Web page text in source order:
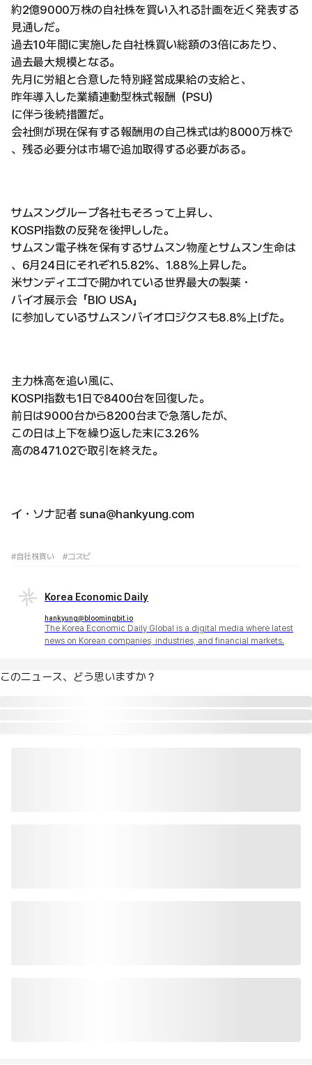
約2億9000万株の自社株を買い入れる計画を近く発表する
見通しだ。
過去10年間に実施した自社株買い総額の3倍にあたり、
過去最大規模となる。
先月に労組と合意した特別経営成果給の支給と、
昨年導入した業績連動型株式報酬（PSU）
に伴う後続措置だ。
会社側が現在保有する報酬用の自己株式は約8000万株で
、残る必要分は市場で追加取得する必要がある。
サムスングループ各社もそろって上昇し、
KOSPI指数の反発を後押しした。
サムスン電子株を保有するサムスン物産とサムスン生命は
、6月24日にそれぞれ5.82%、1.88%上昇した。
米サンディエゴで開かれている世界最大の製薬・
バイオ展示会「BIO USA」
に参加しているサムスンバイオロジクスも8.8%上げた。
主力株高を追い風に、
KOSPI指数も1日で8400台を回復した。
前日は9000台から8200台まで急落したが、
この日は上下を繰り返した末に3.26%
高の8471.02で取引を終えた。
イ・ソナ記者 suna@hankyung.com
#自社株買い #コスピ
Korea Economic Daily
hankyung@bloomingbit.io
The Korea Economic Daily Global is a digital media where latest
news on Korean companies, industries, and financial markets.
このニュース、どう思いますか？